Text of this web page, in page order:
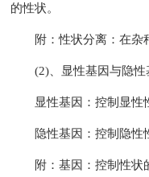
的性状。
附：性状分离：在杂种
(2)、显性基因与隐性
显性基因：控制显性性
隐性基因：控制隐性性
附：基因：控制性状